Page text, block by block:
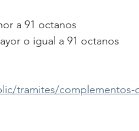
a 91 octanos
o igual a 91 octanos
tramites/complementos-